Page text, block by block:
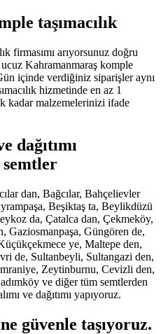
taşımacılık
firmasımı arıyorsunuz doğru
ucuz Kahramanmaraş komple
içinde verdiğiniz siparişler aynı
hizmetinde en az 1
kadar malzemelerinizi ifade
dağıtımı
semtler
dan, Bağcılar, Bahçelievler
Beşiktaş ta, Beylikdüzü
da, Çatalca dan, Çekmeköy,
Gaziosmanpaşa, Güngören de,
ye, Maltepe den,
de, Sultanbeyli, Sultangazi den,
Zeytinburnu, Cevizli den,
ve diğer tüm semtlerden
ve dağıtımı yapıyoruz.
güvenle taşıyoruz.